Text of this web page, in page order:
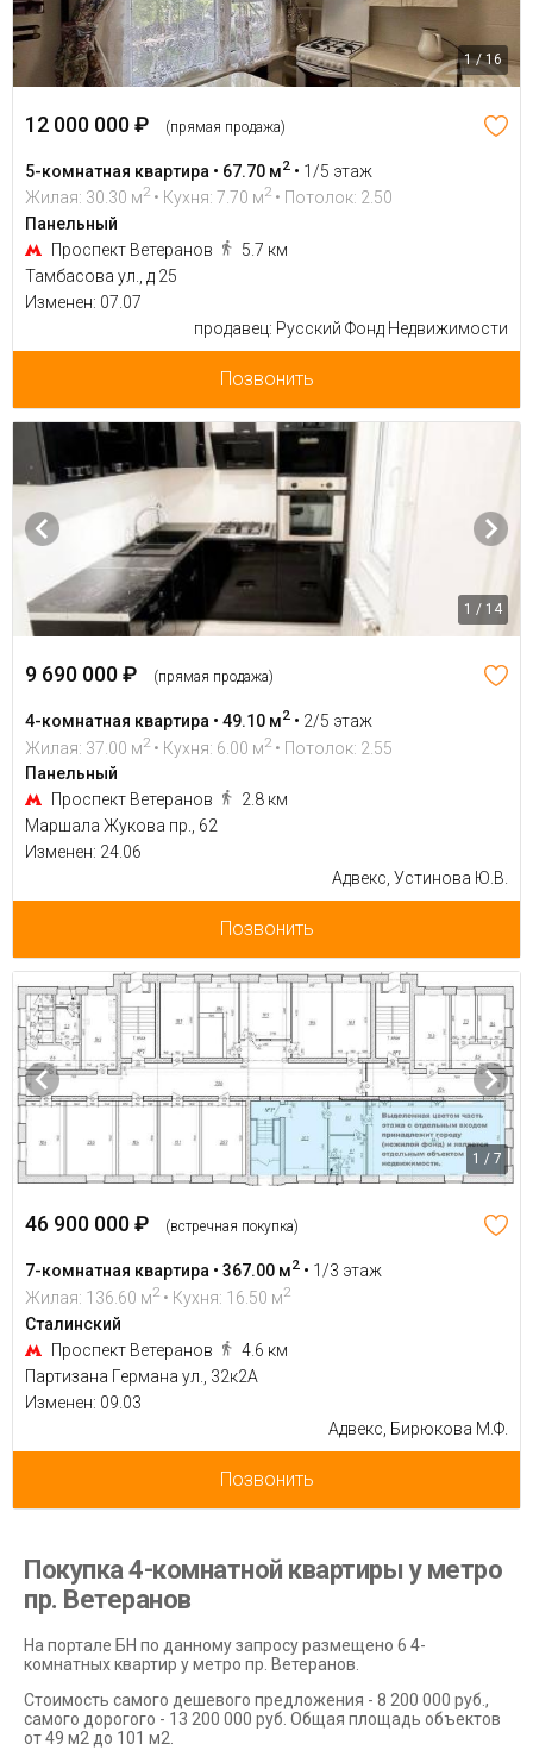
1 / 16
12 000 000 ₽ (прямая продажа)
5-комнатная квартира • 67.70 м2 • 1/5 этаж
Жилая: 30.30 м2 • Кухня: 7.70 м2 • Потолок: 2.50
Панельный
Проспект Ветеранов
5.7 км
Тамбасова ул., д 25
Изменен: 07.07
продавец: Русский Фонд Недвижимости
Позвонить
1 / 14
9 690 000 ₽ (прямая продажа)
4-комнатная квартира • 49.10 м2 • 2/5 этаж
Жилая: 37.00 м2 • Кухня: 6.00 м2 • Потолок: 2.55
Панельный
Проспект Ветеранов
2.8 км
Маршала Жукова пр., 62
Изменен: 24.06
Адвекс, Устинова Ю.В.
Позвонить
1 / 7
46 900 000 ₽ (встречная покупка)
7-комнатная квартира • 367.00 м2 • 1/3 этаж
Жилая: 136.60 м2 • Кухня: 16.50 м2
Сталинский
Проспект Ветеранов
4.6 км
Партизана Германа ул., 32к2А
Изменен: 09.03
Адвекс, Бирюкова М.Ф.
Позвонить
Покупка 4-комнатной квартиры у метро
пр. Ветеранов
На портале БН по данному запросу размещено 6 4-
комнатных квартир у метро пр. Ветеранов.
Стоимость самого дешевого предложения - 8 200 000 руб.,
самого дорогого - 13 200 000 руб. Общая площадь объектов
от 49 м2 до 101 м2.